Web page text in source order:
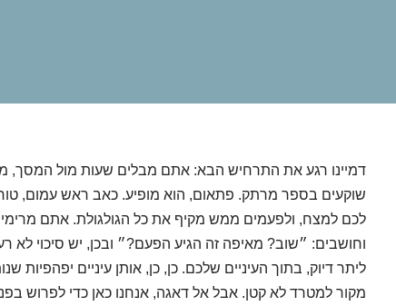
דמיינו רגע את התרחיש הבא: אתם מבלים שעות מול המסך,
שוקעים בספר מרתק. פתאום, הוא מופיע. כאב ראש עמום,
לכם למצח, ולפעמים ממש מקיף את כל הגולגולת. אתם
וחושבים: ״שוב? מאיפה זה הגיע הפעם?״ ובכן, יש סיכוי
ליתר דיוק, בתוך העיניים שלכם. כן, כן, אותן עיניים יפהפיות
מקור למטרד לא קטן. אבל אל דאגה, אנחנו כאן כדי לפרוש